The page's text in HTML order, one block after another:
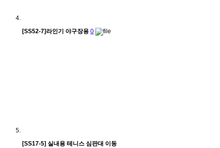
[SS52-7]라인기 야구장용 0
[SS17-5] 실내용 테니스 심판대 이동